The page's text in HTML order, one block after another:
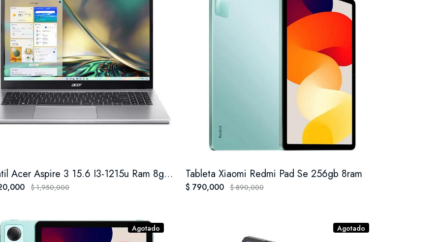
Portátil Acer Aspire 3 15.6 I3-1215u Ram 8gb M.2 512gb Color Gris
$ 1,950,000
Tableta Xiaomi Redmi Pad Se 256gb 8ram
$ 790,000 $ 890,000
Agotado Agotado